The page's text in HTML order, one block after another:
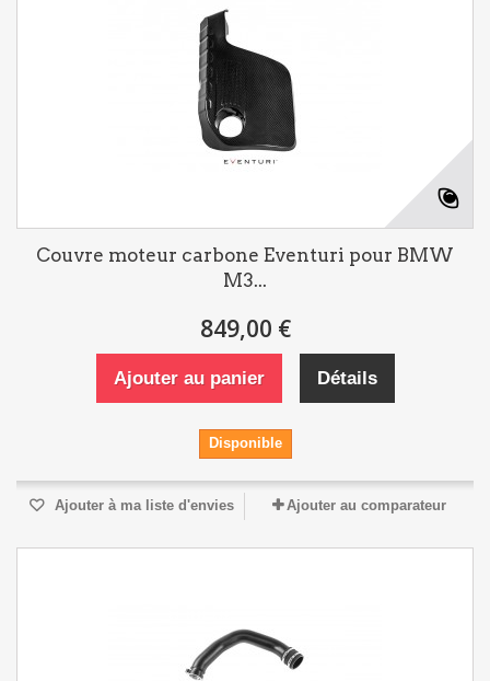
Couvre moteur carbone Eventuri pour BMW
M3...
849,00 €
Ajouter au panier Détails
Disponible
Ajouter à ma liste d'envies Ajouter au comparateur